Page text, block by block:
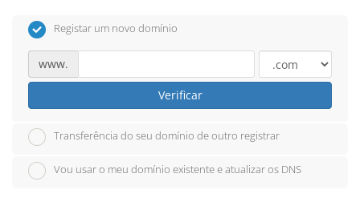
Registar um novo domínio
www.
Verificar
Transferência do seu domínio de outro registrar
Vou usar o meu domínio existente e atualizar os DNS